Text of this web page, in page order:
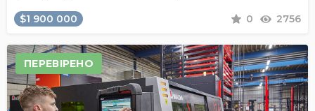
$1 900 000 0 2756
ПЕРЕВІРЕНО